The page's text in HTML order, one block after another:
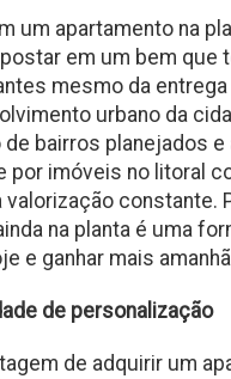
um apartamento na
em um bem que
mesmo da
urbano da
de bairros planejados e
por imóveis no litoral
valorização constante.
na planta é uma
e ganhar mais
de personalização
de adquirir um